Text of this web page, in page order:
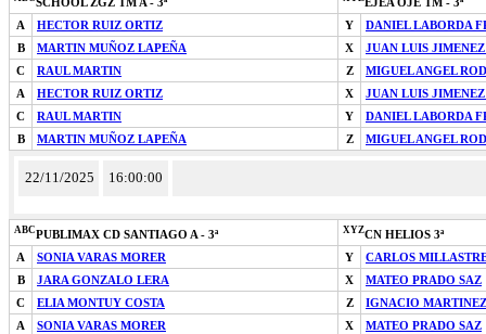
A
HECTOR RUIZ ORTIZ Y
DANIEL LABORDA
B
MARTIN MUÑOZ LAPEÑA X
JUAN LUIS
C
RAUL MARTIN Z
MIGUEL ANGEL
A
HECTOR RUIZ ORTIZ X
JUAN LUIS
C
RAUL MARTIN Y
DANIEL LABORDA
B
MARTIN MUÑOZ LAPEÑA Z MIGUEL ANGEL
22/11/2025 16:00:00
ABCPUBLIMAX CD SANTIAGO A - 3ª XYZCN HELIOS 3ª
A
SONIA VARAS MORER Y
CARLOS
B
JARA GONZALO LERA X
MATEO PRADO SAZ
C
ELIA MONTUY COSTA Z
IGNACIO
A
SONIA VARAS MORER X
MATEO PRADO SAZ